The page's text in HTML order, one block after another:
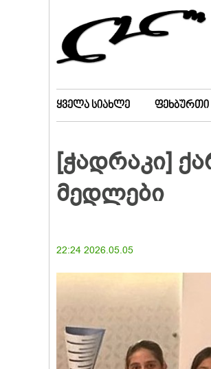
ყველა სიახლე ფეხბურთი
[ჭადრაკი]
მედლები
22:24 2026.05.05